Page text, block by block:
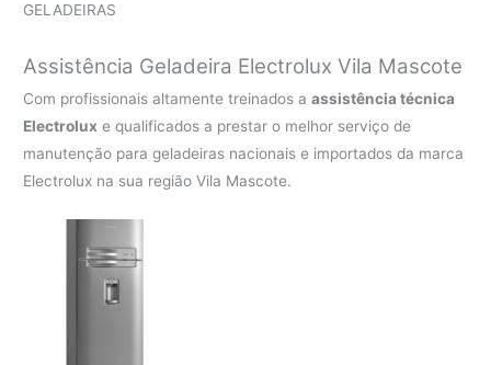
GELADEIRAS
Assistência Geladeira Electrolux Vila Mascote
Com profissionais altamente treinados aassistência técnica
Electrolux e qualificados a prestar o melhor serviço de
manutenção para geladeiras nacionais e importados da marca
Electrolux na sua região Vila Mascote.